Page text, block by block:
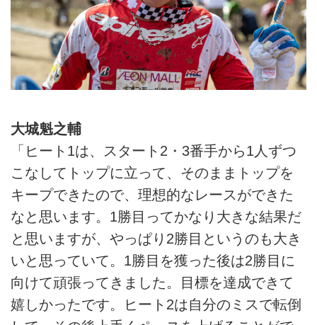
大城魁之輔
「ヒート1は、スタート2・3番手から1人ずつ
こなしてトップに立って、そのままトップを
キープできたので、理想的なレースができた
なと思います。1勝目ってかなり大きな結果だ
と思いますが、やっぱり2勝目というのも大き
いと思っていて。1勝目を獲った後は2勝目に
向けて頑張ってきました。目標を達成できて
嬉しかったです。ヒート2は自分のミスで転倒